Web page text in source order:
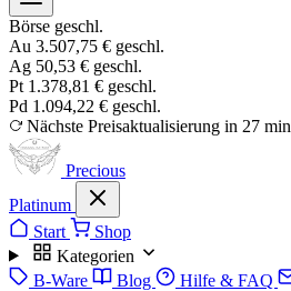
Börse geschl.
Au 3.507,75 € geschl.
Ag 50,53 € geschl.
Pt 1.378,81 € geschl.
Pd 1.094,22 € geschl.
Nächste Preisaktualisierung in 27 min
Precious
Platinum
Start
Shop
Kategorien
B-Ware
Blog Hilfe & FAQ